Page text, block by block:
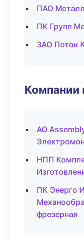
ПАО
ПК Групп
ЗАО Поток
Компании
АО
НПП
ПК Энерго
фрезерная